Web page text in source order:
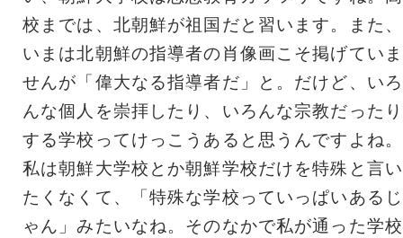
校までは、北朝鮮が祖国だと習います。また、
いまは北朝鮮の指導者の肖像画こそ掲げていま
せんが「偉大なる指導者だ」と。だけど、いろ
んな個人を崇拝したり、いろんな宗教だったり
する学校ってけっこうあると思うんですよね。
私は朝鮮大学校とか朝鮮学校だけを特殊と言い
たくなくて、「特殊な学校っていっぱいあるじ
ゃん」みたいなね。そのなかで私が通った学校